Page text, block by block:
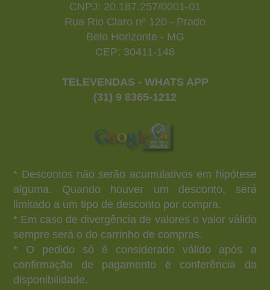
CNPJ: 20.187.257/0001-01
Rua Rio Claro nº 120 - Prado
Belo Horizonte - MG
CEP: 30411-148
TELEVENDAS - WHATS APP
(31) 9 8365-1212
* Descontos não serão acumulativos em hipótese
alguma. Quando houver um desconto, será
limitado a um tipo de desconto por compra.
* Em caso de divergência de valores o valor válido
sempre será o do carrinho de compras.
* O pedido só é considerado válido após a
confirmação de pagamento e conferência da
disponibilidade.